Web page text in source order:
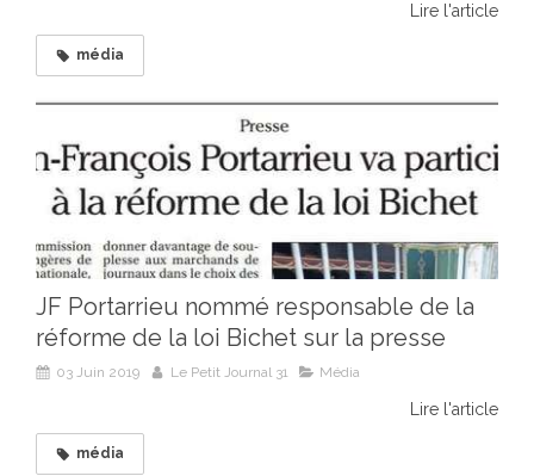
Lire l'article
média
JF Portarrieu nommé responsable de la
réforme de la loi Bichet sur la presse
03 Juin 2019 Le Petit Journal 31 Média
Lire l'article
média